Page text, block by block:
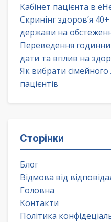
Кабінет пацієнта в
Скринінг здоров’я
держави на
Переведення
дати та вплив на
Як вибрати сімейного
пацієнтів
Сторінки
Блог
Відмова від
Головна
Контакти
Політика